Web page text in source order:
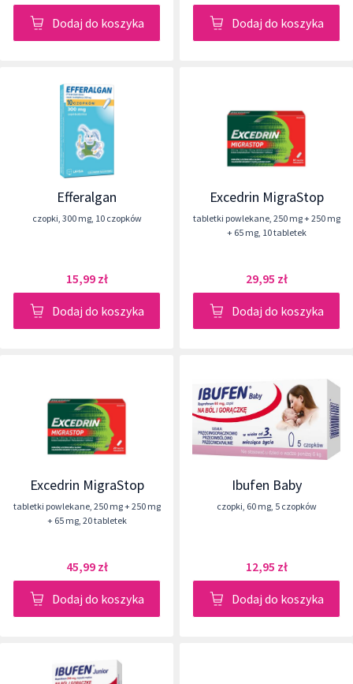
Dodaj do koszyka Dodaj do koszyka
Efferalgan
czopki, 300 mg, 10 czopków
15,99 zł
Dodaj do koszyka
Excedrin MigraStop
tabletki powlekane, 250 mg + 250 mg
+ 65 mg, 10 tabletek
29,95 zł
Dodaj do koszyka
Excedrin MigraStop
tabletki powlekane, 250 mg + 250 mg
+ 65 mg, 20 tabletek
45,99 zł
Dodaj do koszyka
Ibufen Baby
czopki, 60 mg, 5 czopków
12,95 zł
Dodaj do koszyka